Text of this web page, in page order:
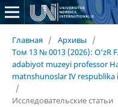
Главная / Архивы
/
Том 13 № 0013 (2026): O‘zR
adabiyot muzeyi professor
matnshunoslar IV
/
Исследовательские статьи